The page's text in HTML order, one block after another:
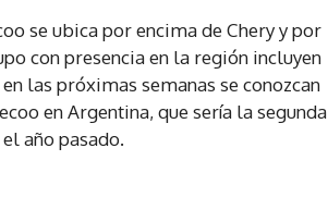
se ubica por encima de Chery y por
con presencia en la región incluyen
las próximas semanas se conozcan
en Argentina, que sería la segunda
año pasado.